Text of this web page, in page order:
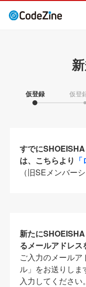
仮登録 仮登
すでに
は、こちらより
（旧SEメンバー
新たに
るメールアドレス
ご入力のメール
ル」をお送りし
入力してください。